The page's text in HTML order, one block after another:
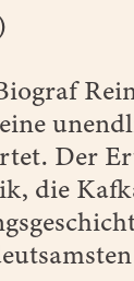
Der
die